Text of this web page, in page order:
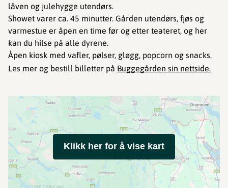
låven og julehygge utendørs.
Showet varer ca. 45 minutter. Gården utendørs, fjøs og
varmestue er åpen en time før og etter teateret, og her
kan du hilse på alle dyrene.
Åpen kiosk med vafler, pølser, gløgg, popcorn og snacks.
Les mer og bestill billetter på Buggegården sin nettside.
Klikk her for å vise kart